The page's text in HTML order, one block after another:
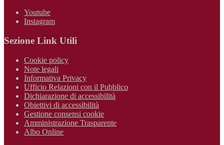
Youtube
Instagram
Sezione Link Utili
Cookie policy
Note legali
Informativa Privacy
Ufficio Relazioni con il Pubblico
Dichiarazione di accessibilità
Obiettivi di accessibilità
Gestione consensi cookie
Amministrazione Trasparente
Albo Online